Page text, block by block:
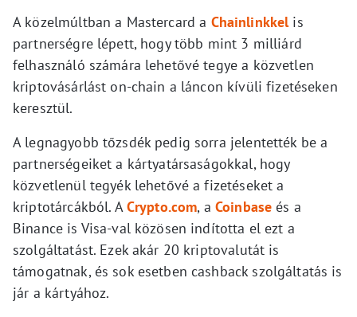
A közelmúltban a Mastercard a Chainlinkkelis
partnerségre lépett, hogy több mint 3 milliárd
felhasználó számára lehetővé tegye a közvetlen
kriptovásárlást on-chain a láncon kívüli fizetéseken
keresztül.
A legnagyobb tőzsdék pedig sorra jelentették be a
partnerségeiket a kártyatársaságokkal, hogy
közvetlenül tegyék lehetővé a fizetéseket a
kriptotárcákból. ACrypto.com, a Coinbase és a
Binance is Visa-val közösen indította el ezt a
szolgáltatást. Ezek akár 20 kriptovalutát is
támogatnak, és sok esetben cashback szolgáltatás is
jár a kártyához.